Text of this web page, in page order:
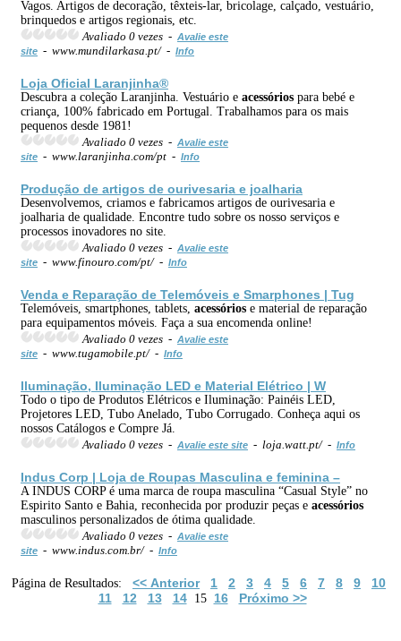
Vagos. Artigos de decoração, têxteis-lar, bricolage, calçado, vestuário,
brinquedos e artigos regionais, etc.
Avaliado 0 vezes - Avalie este
site - www.mundilarkasa.pt/ - Info
Loja Oficial Laranjinha®
Descubra a coleção Laranjinha. Vestuário e acessórios para bebé e
criança, 100% fabricado em Portugal. Trabalhamos para os mais
pequenos desde 1981!
Avaliado 0 vezes - Avalie este
site - www.laranjinha.com/pt - Info
Produção de artigos de ourivesaria e joalharia
Desenvolvemos, criamos e fabricamos artigos de ourivesaria e
joalharia de qualidade. Encontre tudo sobre os nosso serviços e
processos inovadores no site.
Avaliado 0 vezes - Avalie este
site - www.finouro.com/pt/ - Info
Venda e Reparação de Telemóveis e Smarphones | Tug
Telemóveis, smartphones, tablets, acessórios e material de reparação
para equipamentos móveis. Faça a sua encomenda online!
Avaliado 0 vezes - Avalie este
site - www.tugamobile.pt/ - Info
Iluminação, Iluminação LED e Material Elétrico | W
Todo o tipo de Produtos Elétricos e Iluminação: Painéis LED,
Projetores LED, Tubo Anelado, Tubo Corrugado. Conheça aqui os
nossos Catálogos e Compre Já.
Avaliado 0 vezes - Avalie este site - loja.watt.pt/ - Info
Indus Corp | Loja de Roupas Masculina e feminina –
A INDUS CORP é uma marca de roupa masculina “Casual Style” no
Espirito Santo e Bahia, reconhecida por produzir peças e acessórios
masculinos personalizados de ótima qualidade.
Avaliado 0 vezes - Avalie este
site - www.indus.com.br/ - Info
Página de Resultados: << Anterior 1 2 3 4 5 6 7 8 9
10
11
12 13 1415 16 Próximo >>